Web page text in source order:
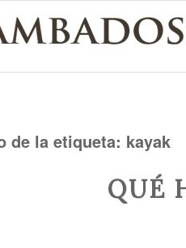
de la etiqueta: kayak
QUÉ